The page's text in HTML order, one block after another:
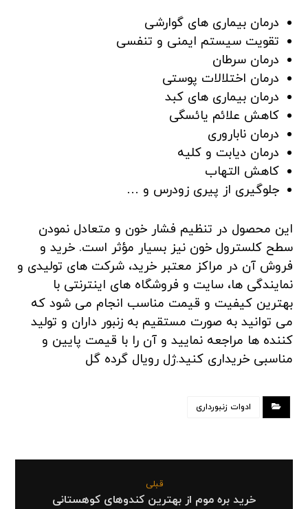
درمان بیماری های گوارشی
تقویت سیستم ایمنی و تنفسی
درمان سرطان
درمان اختلالات پوستی
درمان بیماری های کبد
کاهش علائم یائسگی
درمان ناباروری
درمان دیابت و کلیه
کاهش التهاب
جلوگیری از پیری زودرس و …
این محصول در تنظیم فشار خون و متعادل نمودن
سطح کلسترول خون نیز بسیار مؤثر است. خرید و
فروش آن در مراکز معتبر خرید، شرکت های تولیدی و
نمایندگی ها، سایت و فروشگاه های اینترنتی با
بهترین کیفیت و قیمت مناسب انجام می شود که
می توانید به صورت مستقیم به زنبور داران و تولید
کننده ها مراجعه نمایید و آن را با قیمت پایین و
مناسبی خریداری کنید.ژل رویال گرده گل
ادوات زنبورداری
قبلی
خرید بره موم از بهترین کندوهای کوهستانی